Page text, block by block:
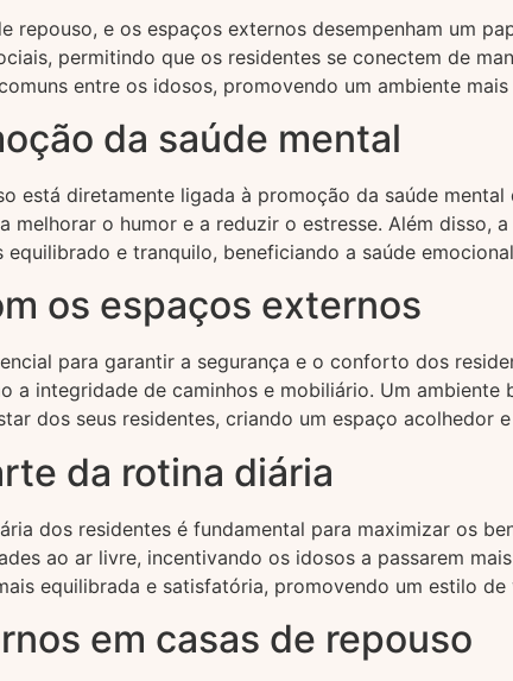
e os espaços externos desempenham um
permitindo que os residentes se conectem de
entre os idosos, promovendo um ambiente
da saúde mental
está diretamente ligada à promoção da saúde
melhorar o humor e a reduzir o estresse. Além
e tranquilo, beneficiando a saúde
os espaços externos
para garantir a segurança e o conforto dos
a integridade de caminhos e mobiliário. Um ambiente
dos seus residentes, criando um espaço acolhedor
da rotina diária
dos residentes é fundamental para maximizar os
ao ar livre, incentivando os idosos a passarem
equilibrada e satisfatória, promovendo um estilo
em casas de repouso